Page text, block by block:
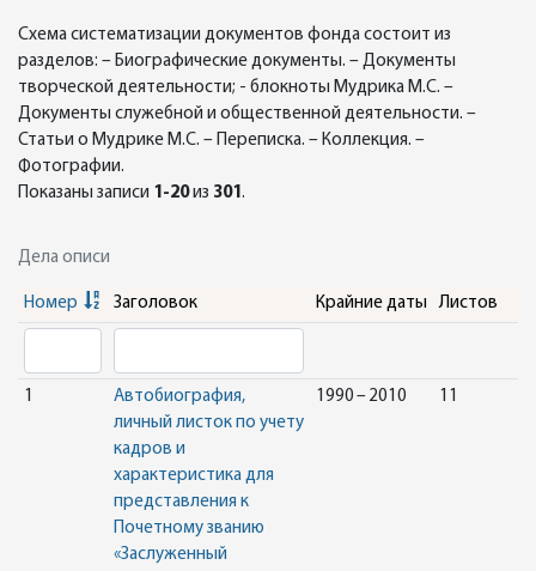
Схема систематизации документов фонда состоит из
разделов: – Биографические документы. – Документы
творческой деятельности; - блокноты Мудрика М.С. –
Документы служебной и общественной деятельности. –
Статьи о Мудрике М.С. – Переписка. – Коллекция. –
Фотографии.
Показаны записи 1-20из 301.
Дела описи
Номер Заголовок Крайние даты Листов
1
Автобиография,
личный листок по учету
кадров и
характеристика для
представления к
Почетному званию
«Заслуженный
1990 – 2010 11